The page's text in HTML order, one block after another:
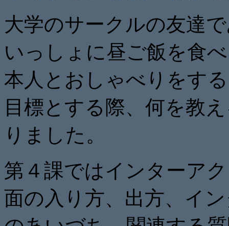
大学のサークルの友達
いっしょに昼ご飯を食
本人とおしゃべりをす
目標とする際、何を教
りました。
第４課ではインターア
面の入り方、出方、イ